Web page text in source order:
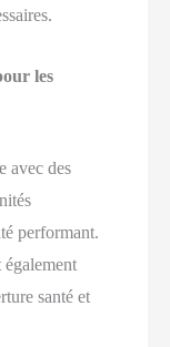
les
avec des
performant.
également
santé et